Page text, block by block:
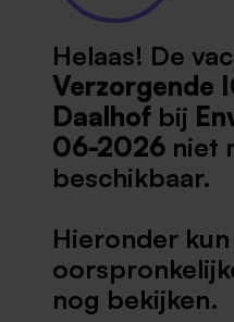
Helaas! De
Verzorgende
Daalhof bij
06-2026 niet
beschikbaar.
Hieronder
nog bekijken.